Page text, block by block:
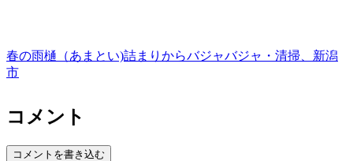
春の雨樋（あまとい)詰まりからバジャバジャ・清掃、新潟
市
コメント
コメントを書き込む